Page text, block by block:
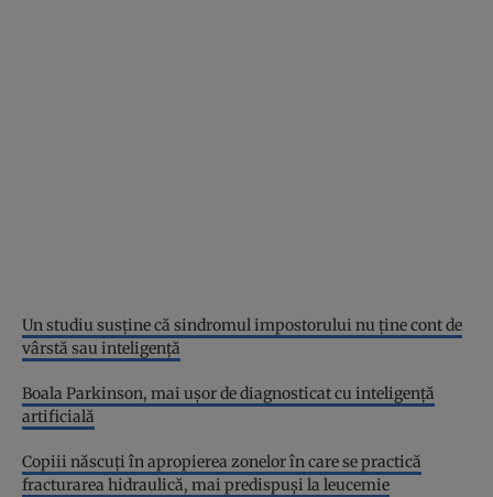
Un studiu susține că sindromul impostorului nu ține cont de
vârstă sau inteligență
Boala Parkinson, mai ușor de diagnosticat cu inteligență
artificială
Copiii născuți în apropierea zonelor în care se practică
fracturarea hidraulică, mai predispuși la leucemie